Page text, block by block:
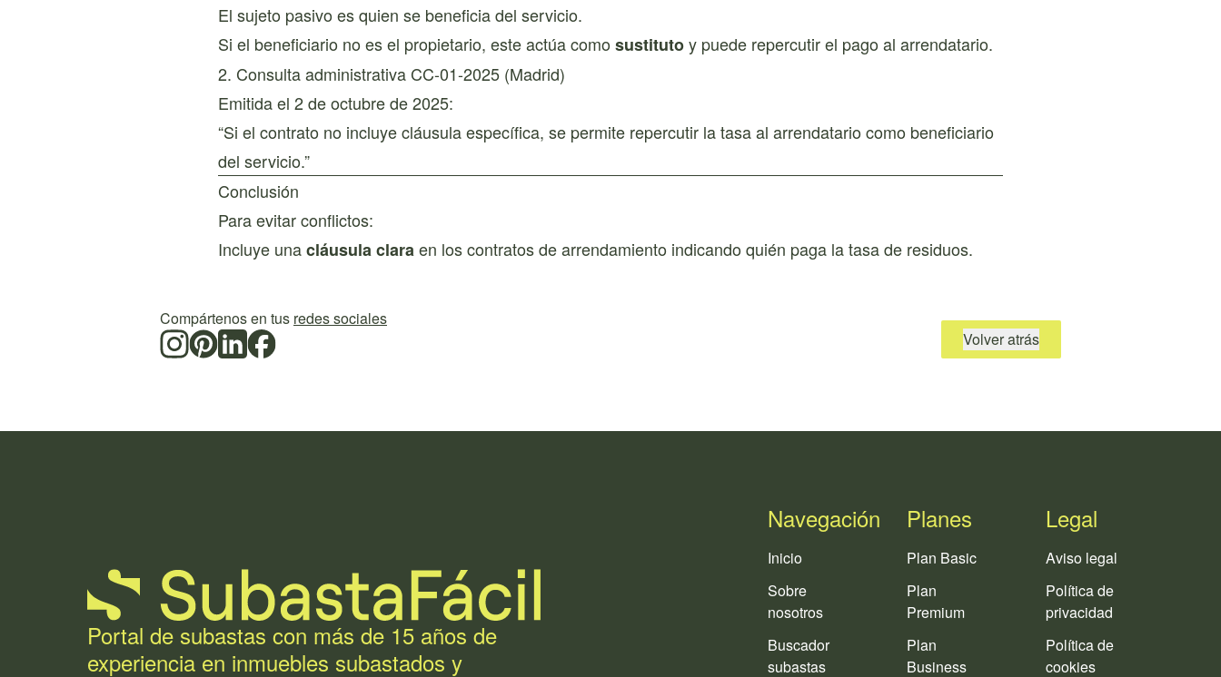
El sujeto pasivo es quien se beneficia del servicio.
Si el beneficiario no es el propietario, este actúa como sustitutoy puede repercutir el pago al arrendatario.
2. Consulta administrativa CC-01-2025 (Madrid)
Emitida el 2 de octubre de 2025:
“Si el contrato no incluye cláusula específica, se permite repercutir la tasa al arrendatario como beneficiario
del servicio.”
Conclusión
Para evitar conflictos:
Incluye unacláusula claraen los contratos de arrendamiento indicando quién paga la tasa de residuos.
Compártenos en tus redes sociales
Volver atrás
Portal de subastas con más de 15 años de
experiencia en inmuebles subastados y
Navegación
Inicio
Sobre
nosotros
Buscador
subastas
Planes
Plan Basic
Plan
Premium
Plan
Business
Legal
Aviso legal
Política de
privacidad
Política de
cookies